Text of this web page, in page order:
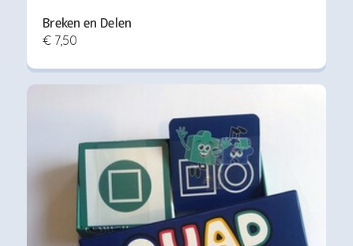
Breken en Delen
€ 7,50